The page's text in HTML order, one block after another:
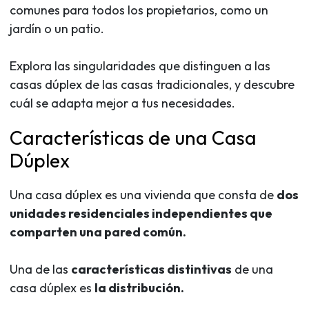
comunes para todos los propietarios, como un
jardín o un patio.
Explora las singularidades que distinguen a las
casas dúplex de las casas tradicionales, y descubre
cuál se adapta mejor a tus necesidades.
Características de una Casa
Dúplex
Una casa dúplex es una vivienda que consta de dos
unidades residenciales independientes que
comparten una pared común.
Una de las características distintivas de una
casa dúplex es la distribución.